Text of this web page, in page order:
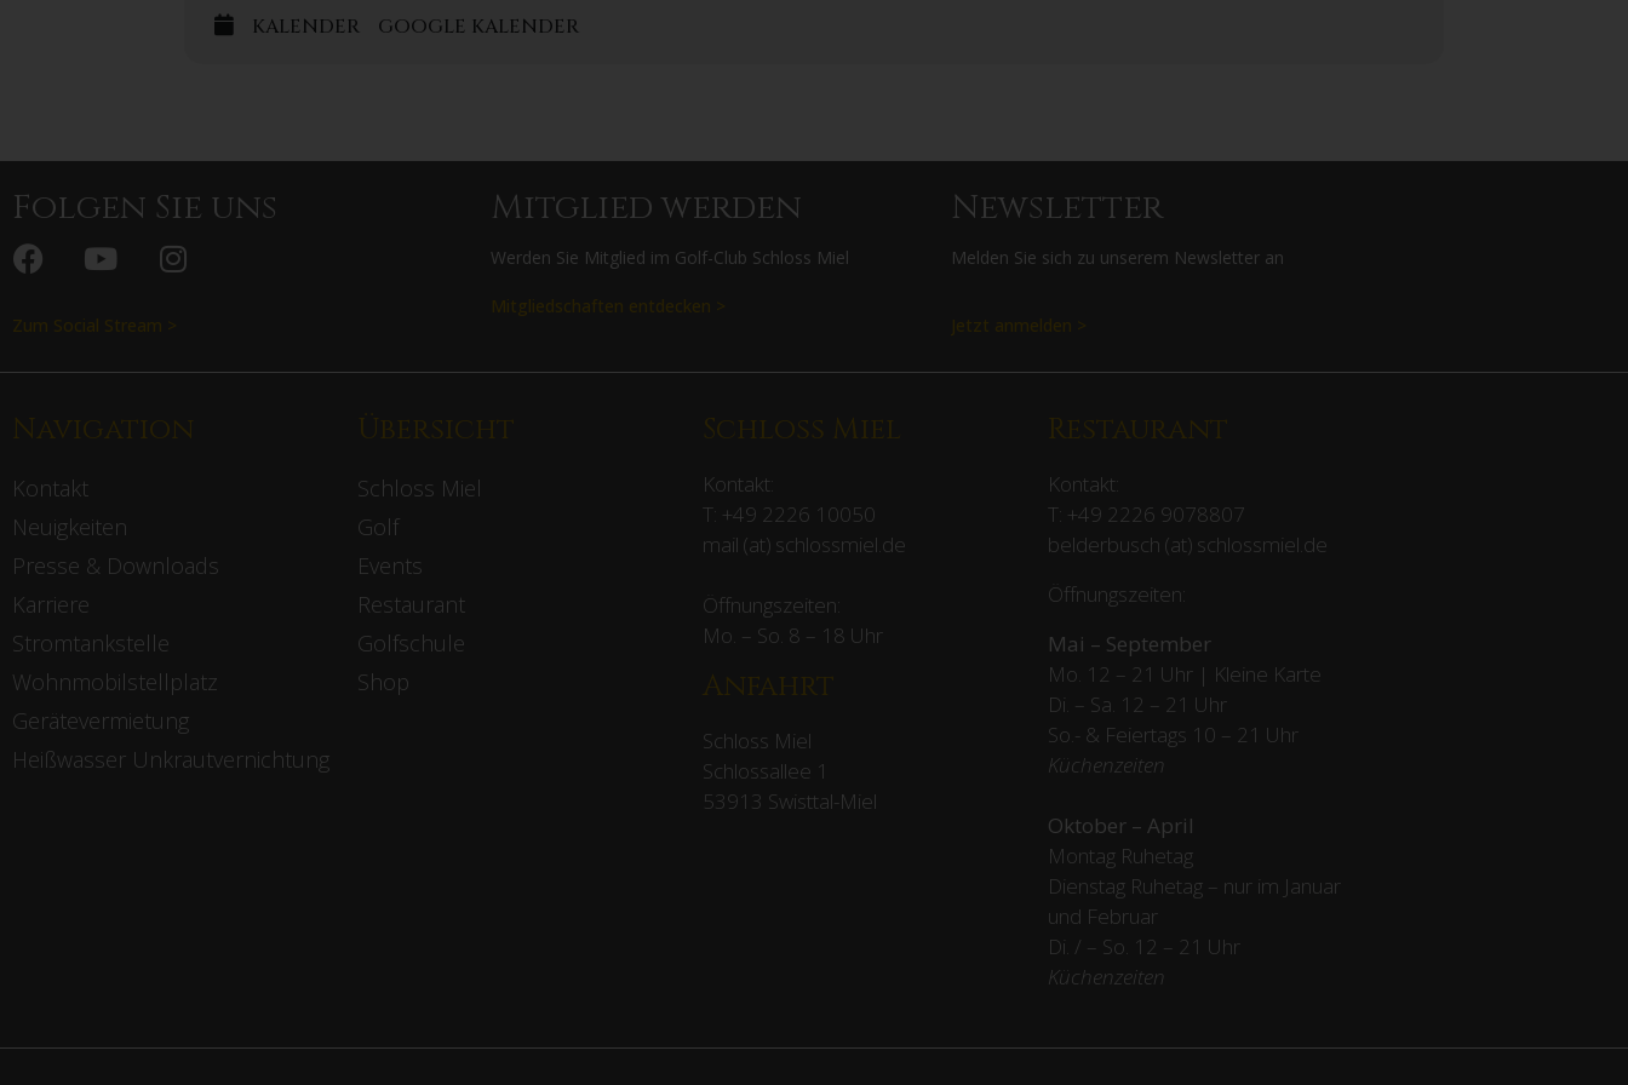
KALENDER GOOGLE KALENDER
Folgen Sie uns
Zum Social Stream >
Mitglied werden
Werden Sie Mitglied im Golf-Club Schloss Miel
Mitgliedschaften entdecken >
Newsletter
Melden Sie sich zu unserem Newsletter an
Jetzt anmelden >
Navigation
Kontakt
Neuigkeiten
Presse & Downloads
Karriere
Stromtankstelle
Wohnmobilstellplatz
Gerätevermietung
Heißwasser Unkrautvernichtung
Übersicht
Schloss Miel
Golf
Events
Restaurant
Golfschule
Shop
Schloss Miel
Kontakt:
T: +49 2226 10050
mail (at) schlossmiel.de
Öffnungszeiten:
Mo. – So. 8 – 18 Uhr
Anfahrt
Schloss Miel
Schlossallee 1
53913 Swisttal-Miel
Restaurant
Kontakt:
T: +49 2226 9078807
belderbusch (at) schlossmiel.de
Öffnungszeiten:
Mai – September
Mo. 12 – 21 Uhr | Kleine Karte
Di. – Sa. 12 – 21 Uhr
So.- & Feiertags 10 – 21 Uhr
Küchenzeiten
Oktober – April
Montag Ruhetag
Dienstag Ruhetag – nur im Januar
und Februar
Di. / – So. 12 – 21 Uhr
Küchenzeiten